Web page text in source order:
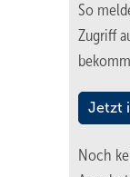
So
Zugriff
Jetzt
Noch